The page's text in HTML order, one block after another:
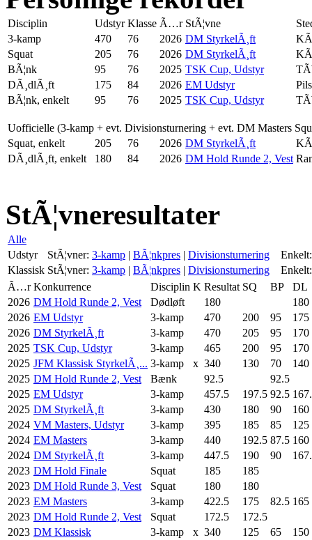
Disciplin Udstyr Klasse Ã…r StÃ¦vne
3-kamp
470 76 2026 DM StyrkelÃ¸ft
Squat
205 76 2026 DM StyrkelÃ¸ft
BÃ¦nk
95 76 2025 TSK Cup, Udstyr
DÃ¸dlÃ¸ft
175 84 2026 EM Udstyr
BÃ¦nk, enkelt
95 76 2025 TSK Cup, Udstyr
Uofficielle (3-kamp + evt. Divisionsturnering + evt. DM Masters
Squat, enkelt
205 76 2026 DM StyrkelÃ¸ft
DÃ¸dlÃ¸ft, enkelt
180 84 2026 DM Hold Runde 2, Vest
StÃ¦vneresultater
Alle
Udstyr
StÃ¦vner: 3-kamp | BÃ¦nkpres | Divisionsturnering
Enkelt:
Klassisk StÃ¦vner: 3-kamp | BÃ¦nkpres | Divisionsturnering
Enkelt:
Ã…r Konkurrence Disciplin K Resultat SQ BP
DL
2026 DM Hold Runde 2, Vest Dødløft 180
180
2026 EM Udstyr 3-kamp 470 200 95
175
2026 DM StyrkelÃ¸ft 3-kamp 470 205 95
170
2025 TSK Cup, Udstyr 3-kamp 465 200 95
170
2025 JFM Klassisk StyrkelÃ¸... 3-kamp x 340 130 70
140
2025 DM Hold Runde 2, Vest Bænk 92.5
92.5
2025 EM Udstyr 3-kamp 457.5 197.5 92.5
2025 DM StyrkelÃ¸ft 3-kamp 430 180 90
160
2024 VM Masters, Udstyr 3-kamp 395 185 85
125
2024 EM Masters 3-kamp 440 192.5 87.5 160
2024 DM StyrkelÃ¸ft 3-kamp 447.5 190 90
2023 DM Hold Finale Squat 185
185
2023 DM Hold Runde 3, Vest Squat 180
180
2023 EM Masters 3-kamp 422.5 175 82.5 165
2023 DM Hold Runde 2, Vest Squat 172.5
172.5
2023 DM Klassisk 3-kamp x 340 125 65
150